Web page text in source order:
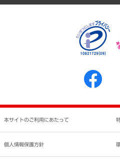
個人情報保護方針
反社会的勢力に対する基本方針
書面による個人情報の開示等の請求の手
本サイトのご利用にあたって
個人情報保護方針